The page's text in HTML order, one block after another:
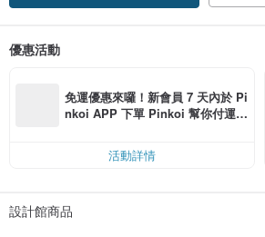
優惠活動
免運優惠來囉！新會員 7 天內於 Pi
nkoi APP 下單 Pinkoi 幫你付運
活動詳情
設計館商品